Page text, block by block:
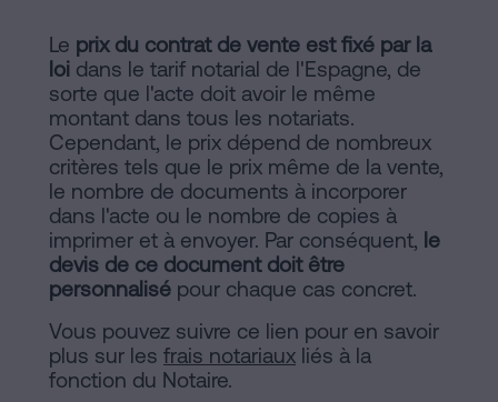
Le prix du contrat de vente est fixé par la
loi dans le tarif notarial de l'Espagne, de
sorte que l'acte doit avoir le même
montant dans tous les notariats.
Cependant, le prix dépend de nombreux
critères tels que le prix même de la vente,
le nombre de documents à incorporer
dans l'acte ou le nombre de copies à
imprimer et à envoyer. Par conséquent, le
devis de ce document doit être
personnalisé pour chaque cas concret.
Vous pouvez suivre ce lien pour en savoir
plus sur les frais notariaux liés à la
fonction du Notaire.